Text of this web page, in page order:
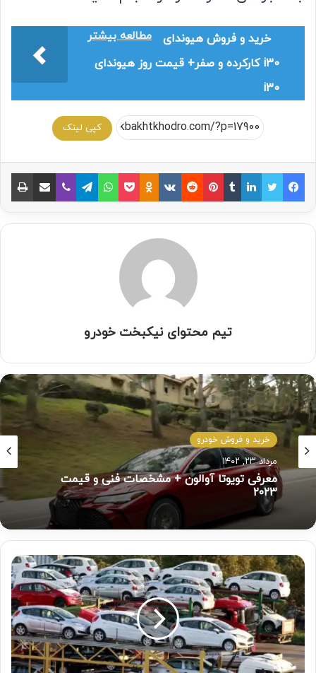
مطالعه بیشتر
خرید و فروش هیوندای
i30 کارکرده و صفر+ قیمت روز هیوندای
i30
کپی لینک
تیم محتوای نیکبخت خودرو
خرید و فروش خودرو
مرداد ۲۳, ۱۴۰۲
معرفی تویوتا آوالون + مشخصات فنی و قیمت
۲۰۲۳
اخبار و رویداد ها
آذر ۲, ۱۴۰۱
پراید ۲۵۰ میلیونی در راه بازار؟